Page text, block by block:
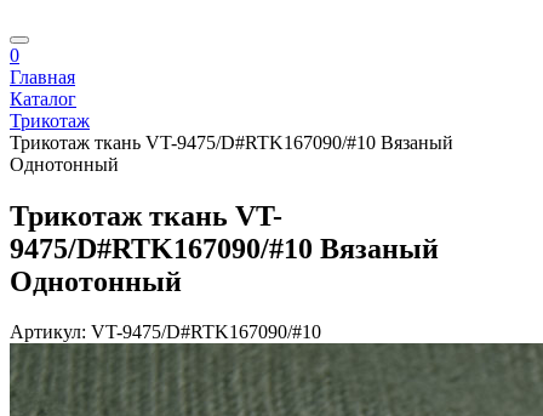
0
Главная
Каталог
Трикотаж
Трикотаж ткань VT-9475/D#RTK167090/#10 Вязаный
Однотонный
Трикотаж ткань VT-
9475/D#RTK167090/#10 Вязаный
Однотонный
Артикул: VT-9475/D#RTK167090/#10